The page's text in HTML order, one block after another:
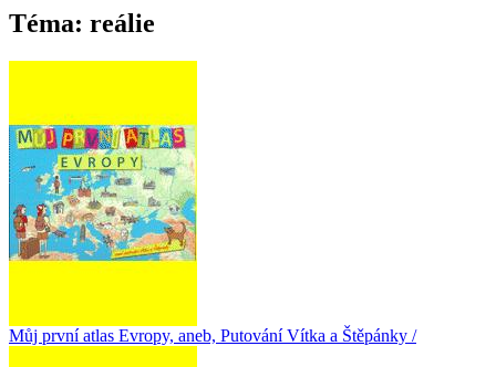
Téma: reálie
Můj první atlas Evropy, aneb, Putování Vítka a Štěpánky /